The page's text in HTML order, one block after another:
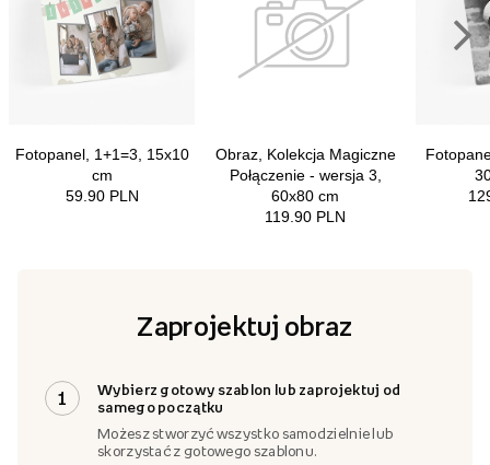
Zaprojektuj obraz
1
Wybierz gotowy szablon lub zaprojektuj od
samego początku
Możesz stworzyć wszystko samodzielnie lub
skorzystać z gotowego szablonu.